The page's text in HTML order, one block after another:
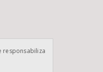
responsabiliza